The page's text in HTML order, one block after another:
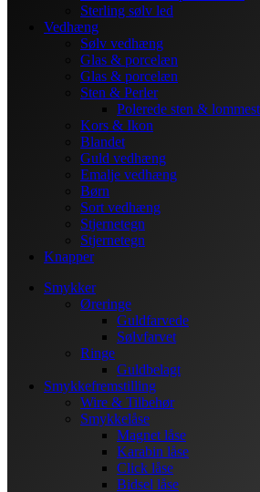
Sterling sølv led
Vedhæng
Sølv vedhæng
Glas & porcelæn
Glas & porcelæn
Sten & Perler
Polerede sten &
Kors & Ikon
Blandet
Guld vedhæng
Emalje vedhæng
Børn
Sort vedhæng
Stjernetegn
Stjernetegn
Knapper
Smykker
Øreringe
Guldfarvede
Sølvfarvet
Ringe
Guldbelagt
Smykkefremstilling
Wire & Tilbehør
Smykkelåse
Magnet låse
Karabin låse
Click låse
Bidsel låse